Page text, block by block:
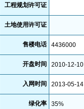
工程规划许可证
土地使用许可证
售楼电话 4436000
开盘时间 2010-12-10
入网时间 2013-05-14
绿化率 35%